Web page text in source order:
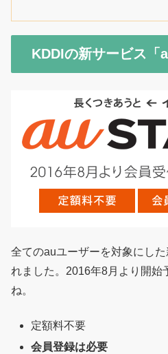
KDDIの新サービス「
全てのauユーザーを対象にし
れました。2016年8月より開始
ね。
定額料不要
会員登録は必要